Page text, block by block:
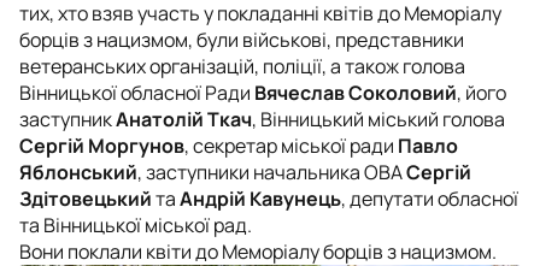
тих, хто взяв участь у покладанні квітів до Меморіалу
борців з нацизмом, були військові, представники
ветеранських організацій, поліції, а також голова
Вінницької обласної Ради Вячеслав Соколовий, його
заступникАнатолій Ткач, Вінницький міський голова
Сергій Моргунов, секретар міської ради Павло
Яблонський, заступники начальника ОВАСергій
ЗдітовецькийтаАндрій Кавунець, депутати обласної
та Вінницької міської рад.
Вони поклали квіти до Меморіалу борців з нацизмом.